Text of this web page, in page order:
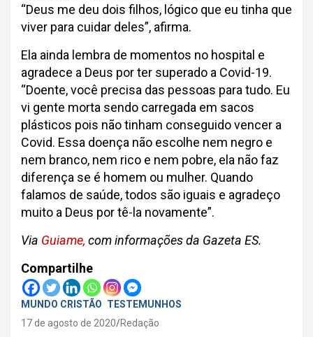
“Deus me deu dois filhos, lógico que eu tinha que
viver para cuidar deles”, afirma.
Ela ainda lembra de momentos no hospital e
agradece a Deus por ter superado a Covid-19.
“Doente, você precisa das pessoas para tudo. Eu
vi gente morta sendo carregada em sacos
plásticos pois não tinham conseguido vencer a
Covid. Essa doença não escolhe nem negro e
nem branco, nem rico e nem pobre, ela não faz
diferença se é homem ou mulher. Quando
falamos de saúde, todos são iguais e agradeço
muito a Deus por tê-la novamente”.
Via Guiame, com informações da Gazeta ES.
Compartilhe
MUNDO CRISTÃO TESTEMUNHOS
17 de agosto de 2020 Redação